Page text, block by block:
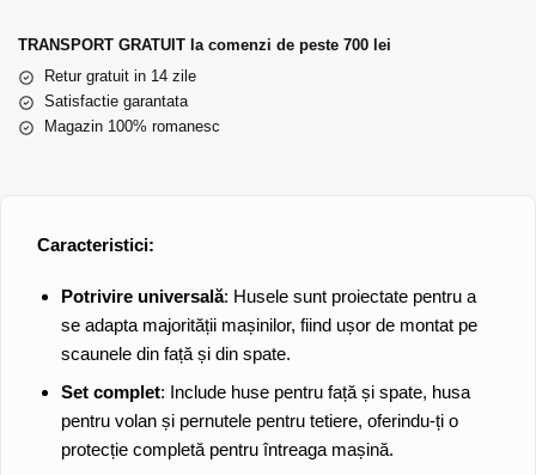
TRANSPORT GRATUIT la comenzi de peste 700 lei
Retur gratuit in 14 zile
Satisfactie garantata
Magazin 100% romanesc
Caracteristici:
Potrivire universală: Husele sunt proiectate pentru a
se adapta majorității mașinilor, fiind ușor de montat pe
scaunele din față și din spate.
Set complet: Include huse pentru față și spate, husa
pentru volan și pernutele pentru tetiere, oferindu-ți o
protecție completă pentru întreaga mașină.